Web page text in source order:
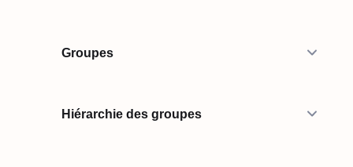
Groupes
Hiérarchie des groupes